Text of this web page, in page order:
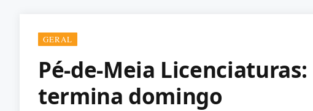
GERAL
Pé-de-Meia
termina domingo